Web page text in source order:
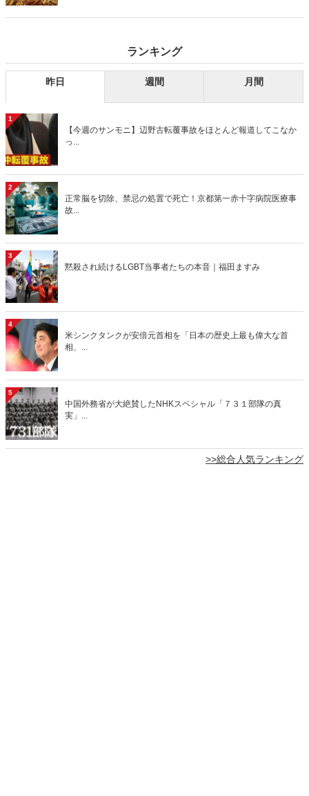
ランキング
昨日 週間 月間
1
【今週のサンモニ】辺野古転覆事故をほとんど報道してこなか
っ...
2
正常脳を切除、禁忌の処置で死亡！京都第一赤十字病院医療事
故...
3
黙殺され続けるLGBT当事者たちの本音｜福田ますみ
4
米シンクタンクが安倍元首相を「日本の歴史上最も偉大な首
相、...
5
中国外務省が大絶賛したNHKスペシャル「７３１部隊の真
実」...
>>総合人気ランキング